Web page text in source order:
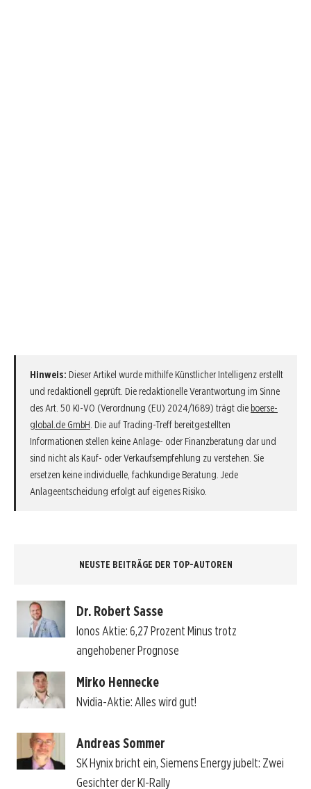
Hinweis: Dieser Artikel wurde mithilfe Künstlicher Intelligenz erstellt
und redaktionell geprüft. Die redaktionelle Verantwortung im Sinne
des Art. 50 KI-VO (Verordnung (EU) 2024/1689) trägt die boerse-
global.de GmbH. Die auf Trading-Treff bereitgestellten
Informationen stellen keine Anlage- oder Finanzberatung dar und
sind nicht als Kauf- oder Verkaufsempfehlung zu verstehen. Sie
ersetzen keine individuelle, fachkundige Beratung. Jede
Anlageentscheidung erfolgt auf eigenes Risiko.
NEUSTE BEITRÄGE DER TOP-AUTOREN
Dr. Robert Sasse
Ionos Aktie: 6,27 Prozent Minus trotz
angehobener Prognose
Mirko Hennecke
Nvidia-Aktie: Alles wird gut!
Andreas Sommer
SK Hynix bricht ein, Siemens Energy jubelt: Zwei
Gesichter der KI-Rally